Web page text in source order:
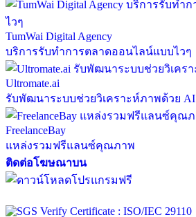
TumWai Digital Agency
บริการรับทำการตลาดออนไลน์แบบไวๆ
Ultromate.ai
รับพัฒนาระบบช่วยวิเคราะห์ภาพด้วย AI
FreelanceBay
แหล่งรวมฟรีแลนซ์คุณภาพ
ติดต่อโฆษณาบน